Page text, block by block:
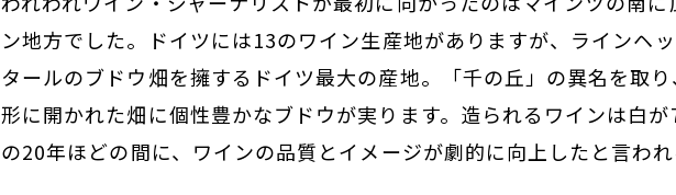
ン地方でした。ドイツには13のワイン生産地がありますが、ラインヘ
タールのブドウ畑を擁するドイツ最大の産地。「千の丘」の異名を取
形に開かれた畑に個性豊かなブドウが実ります。造られるワインは白
の20年ほどの間に、ワインの品質とイメージが劇的に向上したと言われ